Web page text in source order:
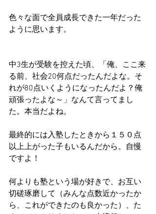
色々な面で全員成長できた一年だった
ように思います。
中3生が受験を控えた頃、「俺、ここ来
る前、社会20何点だったんだよな。そ
れが80点いくようになったんだよ？俺
頑張ったよな～」なんて言ってまし
た。本当だよね。
最終的には入塾したときから１５０点
以上上がった子もいるんだから。自慢
ですよ！
何よりも塾という場が好きで、お互い
切磋琢磨して（みんな点数近かったか
ら、これができたのも良かった）、た